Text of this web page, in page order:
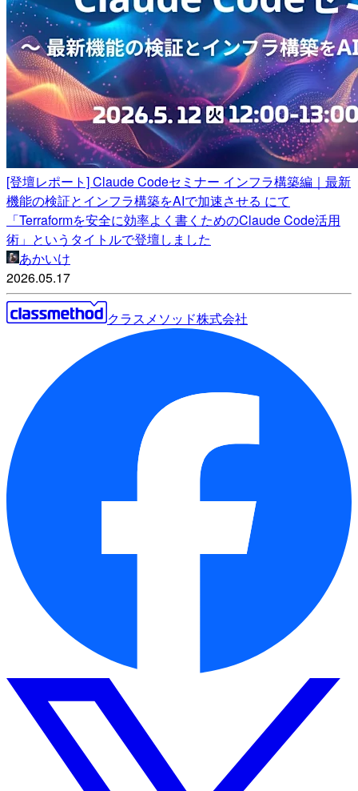
[登壇レポート] Claude Codeセミナー インフラ構築編｜最新
機能の検証とインフラ構築をAIで加速させる にて
「Terraformを安全に効率よく書くためのClaude Code活用
術」というタイトルで登壇しました
あかいけ
2026.05.17
クラスメソッド株式会社